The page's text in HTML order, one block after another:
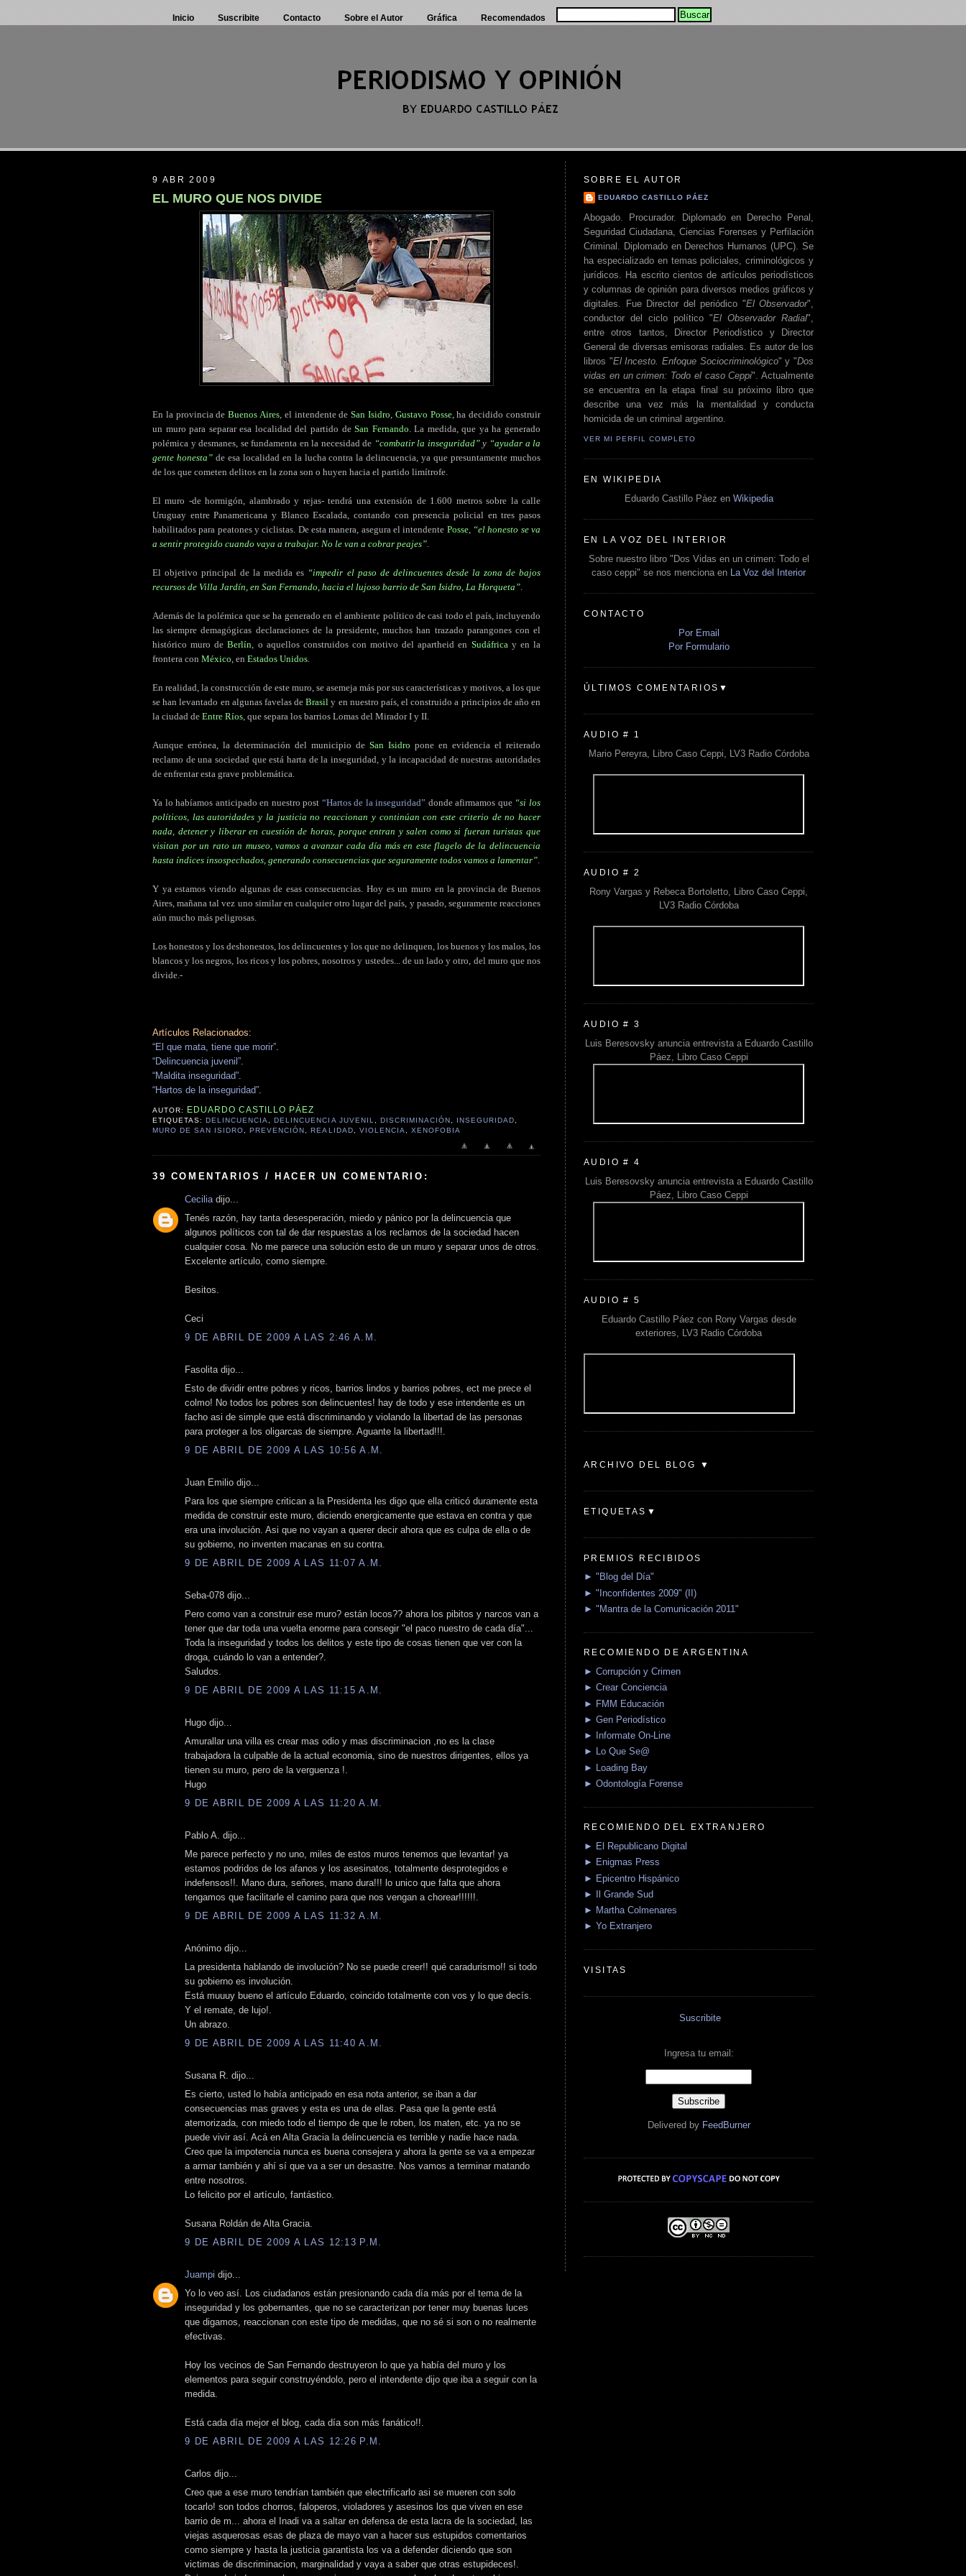
Inicio Suscribite Contacto Sobre el Autor Gráfica Recomendados
9 ABR 2009
EL MURO QUE NOS DIVIDE
En la provincia deBuenos Aires, el intendente deSan Isidro, Gustavo Posse, ha decidido construir
un muro para separar esa localidad del partido deSan Fernando. La medida, que ya ha generado
polémica y desmanes, se fundamenta en la necesidad de “combatir la inseguridad”y “ayudar a la
gente honesta”de esa localidad en la lucha contra la delincuencia, ya que presuntamente muchos
de los que cometen delitos en la zona son o huyen hacia el partido limítrofe.
El muro -de hormigón, alambrado y rejas- tendrá una extensión de 1.600 metros sobre la calle
Uruguay entre Panamericana y Blanco Escalada, contando con presencia policial en tres pasos
habilitados para peatones y ciclistas. De esta manera, asegura el intendente Posse, “el honesto se va
a sentir protegido cuando vaya a trabajar. No le van a cobrar peajes”.
El objetivo principal de la medida es “impedir el paso de delincuentes desde la zona de bajos
recursos de Villa Jardín, en San Fernando, hacia el lujoso barrio de San Isidro, La Horqueta”.
Además de la polémica que se ha generado en el ambiente político de casi todo el país, incluyendo
las siempre demagógicas declaraciones de la presidente, muchos han trazado parangones con el
histórico muro deBerlín, o aquellos construidos con motivo del apartheid en Sudáfricay en la
frontera con México, en Estados Unidos.
En realidad, la construcción de este muro, se asemeja más por sus características y motivos, a los que
se han levantado en algunas favelas deBrasil y en nuestro país, el construido a principios de año en
la ciudad de Entre Ríos, que separa los barrios Lomas del Mirador I y II.
Aunque errónea, la determinación del municipio de San Isidro pone en evidencia el reiterado
reclamo de una sociedad que está harta de la inseguridad, y la incapacidad de nuestras autoridades
de enfrentar esta grave problemática.
Ya lo habíamos anticipado en nuestro post “Hartos de la inseguridad” donde afirmamos que “si los
políticos, las autoridades y la justicia no reaccionan y continúan con este criterio de no hacer
nada, detener y liberar en cuestión de horas, porque entran y salen como si fueran turistas que
visitan por un rato un museo, vamos a avanzar cada día más en este flagelo de la delincuencia
hasta índices insospechados, generando consecuencias que seguramente todos vamos a lamentar”.
Y ya estamos viendo algunas de esas consecuencias. Hoy es un muro en la provincia de Buenos
Aires, mañana tal vez uno similar en cualquier otro lugar del país, y pasado, seguramente reacciones
aún mucho más peligrosas.
Los honestos y los deshonestos, los delincuentes y los que no delinquen, los buenos y los malos, los
blancos y los negros, los ricos y los pobres, nosotros y ustedes... de un lado y otro, del muro que nos
divide.-
Artículos Relacionados:
“El que mata, tiene que morir”.
“Delincuencia juvenil”.
“Maldita inseguridad”.
“Hartos de la inseguridad”.
AUTOR: EDUARDO CASTILLO PÁEZ
ETIQUETAS:DELINCUENCIA ,DELINCUENCIA JUVENIL DISCRIMINACIÓN INSEGURIDAD
MURO DE SAN ISIDRO
,PREVENCIÓN ,REALIDAD VIOLENCIA XENOFOBIA
39 COMENTARIOS / HACER UN COMENTARIO:
Cecilia dijo...
Tenés razón, hay tanta desesperación, miedo y pánico por la delincuencia que
algunos políticos con tal de dar respuestas a los reclamos de la sociedad hacen
cualquier cosa. No me parece una solución esto de un muro y separar unos de otros.
Excelente artículo, como siempre.
Besitos.
Ceci
9 DE ABRIL DE 2009 A LAS 2:46 A.M.
Fasolita dijo...
Esto de dividir entre pobres y ricos, barrios lindos y barrios pobres, ect me prece el
colmo! No todos los pobres son delincuentes! hay de todo y ese intendente es un
facho asi de simple que está discriminando y violando la libertad de las personas
para proteger a los oligarcas de siempre. Aguante la libertad!!!.
9 DE ABRIL DE 2009 A LAS 10:56 A.M.
Juan Emilio dijo...
Para los que siempre critican a la Presidenta les digo que ella criticó duramente esta
medida de construir este muro, diciendo energicamente que estava en contra y que
era una involución. Asi que no vayan a querer decir ahora que es culpa de ella o de
su gobierno, no inventen macanas en su contra.
9 DE ABRIL DE 2009 A LAS 11:07 A.M.
Seba-078 dijo...
Pero como van a construir ese muro? están locos?? ahora los pibitos y narcos van a
tener que dar toda una vuelta enorme para consegir "el paco nuestro de cada día"...
Toda la inseguridad y todos los delitos y este tipo de cosas tienen que ver con la
droga, cuándo lo van a entender?.
Saludos.
9 DE ABRIL DE 2009 A LAS 11:15 A.M.
Hugo dijo...
Amurallar una villa es crear mas odio y mas discriminacion ,no es la clase
trabajadora la culpable de la actual economia, sino de nuestros dirigentes, ellos ya
tienen su muro, pero de la verguenza !.
Hugo
9 DE ABRIL DE 2009 A LAS 11:20 A.M.
Pablo A. dijo...
Me parece perfecto y no uno, miles de estos muros tenemos que levantar! ya
estamos podridos de los afanos y los asesinatos, totalmente desprotegidos e
indefensos!!. Mano dura, señores, mano dura!!! lo unico que falta que ahora
tengamos que facilitarle el camino para que nos vengan a chorear!!!!!!.
9 DE ABRIL DE 2009 A LAS 11:32 A.M.
Anónimo dijo...
La presidenta hablando de involución? No se puede creer!! qué caradurismo!! si todo
su gobierno es involución.
Está muuuy bueno el artículo Eduardo, coincido totalmente con vos y lo que decís.
Y el remate, de lujo!.
Un abrazo.
9 DE ABRIL DE 2009 A LAS 11:40 A.M.
Susana R. dijo...
Es cierto, usted lo había anticipado en esa nota anterior, se iban a dar
consecuencias mas graves y esta es una de ellas. Pasa que la gente está
atemorizada, con miedo todo el tiempo de que le roben, los maten, etc. ya no se
puede vivir así. Acá en Alta Gracia la delincuencia es terrible y nadie hace nada.
Creo que la impotencia nunca es buena consejera y ahora la gente se va a empezar
a armar también y ahí sí que va a ser un desastre. Nos vamos a terminar matando
entre nosotros.
Lo felicito por el artículo, fantástico.
Susana Roldán de Alta Gracia.
9 DE ABRIL DE 2009 A LAS 12:13 P.M.
Juampi dijo...
Yo lo veo así. Los ciudadanos están presionando cada día más por el tema de la
inseguridad y los gobernantes, que no se caracterizan por tener muy buenas luces
que digamos, reaccionan con este tipo de medidas, que no sé si son o no realmente
efectivas.
Hoy los vecinos de San Fernando destruyeron lo que ya había del muro y los
elementos para seguir construyéndolo, pero el intendente dijo que iba a seguir con la
medida.
Está cada día mejor el blog, cada día son más fanático!!.
9 DE ABRIL DE 2009 A LAS 12:26 P.M.
Carlos dijo...
Creo que a ese muro tendrían también que electrificarlo asi se mueren con solo
tocarlo! son todos chorros, faloperos, violadores y asesinos los que viven en ese
barrio de m... ahora el Inadi va a saltar en defensa de esta lacra de la sociedad, las
viejas asquerosas esas de plaza de mayo van a hacer sus estupidos comentarios
como siempre y hasta la justicia garantista los va a defender diciendo que son
victimas de discriminacion, marginalidad y vaya a saber que otras estupideces!.
SOBRE EL AUTOR
EDUARDO CASTILLO PÁEZ
Abogado. Procurador. Diplomado en Derecho Penal,
Seguridad Ciudadana, Ciencias Forenses y Perfilación
Criminal. Diplomado en Derechos Humanos (UPC). Se
ha especializado en temas policiales, criminológicos y
jurídicos. Ha escrito cientos de artículos periodísticos
y columnas de opinión para diversos medios gráficos y
digitales. Fue Director del periódico "El Observador",
conductor del ciclo político "El Observador Radial",
entre otros tantos, Director Periodístico y Director
General de diversas emisoras radiales. Es autor de los
libros "El Incesto. Enfoque Sociocriminológico" y "Dos
vidas en un crimen: Todo el caso Ceppi". Actualmente
se encuentra en la etapa final su próximo libro que
describe una vez más la mentalidad y conducta
homicida de un criminal argentino.
VER MI PERFIL COMPLETO
EN WIKIPEDIA
Eduardo Castillo Páez en Wikipedia
EN LA VOZ DEL INTERIOR
Sobre nuestro libro "Dos Vidas en un crimen: Todo el
caso ceppi" se nos menciona en
La Voz del Interior
CONTACTO
Por Email
Por Formulario
ÚLTIMOS COMENTARIOS▼
AUDIO # 1
Mario Pereyra, Libro Caso Ceppi, LV3 Radio Córdoba
AUDIO # 2
Rony Vargas y Rebeca Bortoletto, Libro Caso Ceppi,
LV3 Radio Córdoba
AUDIO # 3
Luis Beresovsky anuncia entrevista a Eduardo Castillo
Páez, Libro Caso Ceppi
AUDIO # 4
Luis Beresovsky anuncia entrevista a Eduardo Castillo
Páez, Libro Caso Ceppi
AUDIO # 5
Eduardo Castillo Páez con Rony Vargas desde
exteriores, LV3 Radio Córdoba
ARCHIVO DEL BLOG ▼
ETIQUETAS▼
PREMIOS RECIBIDOS
► "Blog del Día"
► "Inconfidentes 2009" (II)
► "Mantra de la Comunicación 2011"
RECOMIENDO DE ARGENTINA
► Corrupción y Crimen
► Crear Conciencia
► FMM Educación
► Gen Periodístico
► Informate On-Line
► Lo Que Se@
► Loading Bay
► Odontología Forense
RECOMIENDO DEL EXTRANJERO
► El Republicano Digital
► Enigmas Press
► Epicentro Hispánico
► Il Grande Sud
► Martha Colmenares
► Yo Extranjero
VISITAS
Suscribite
Ingresa tu email:
Delivered by FeedBurner